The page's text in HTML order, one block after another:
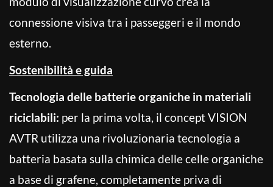
connessione visiva tra i passeggeri e il mondo
esterno.
Sostenibilità e guida
Tecnologia delle batterie organiche in materiali
riciclabili: per la prima volta, il concept VISION
AVTR utilizza una rivoluzionaria tecnologia a
batteria basata sulla chimica delle celle organiche
a base di grafene, completamente priva di